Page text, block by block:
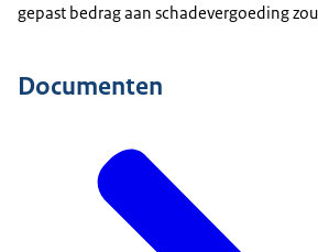
gepast bedrag aan schadevergoeding
Documenten